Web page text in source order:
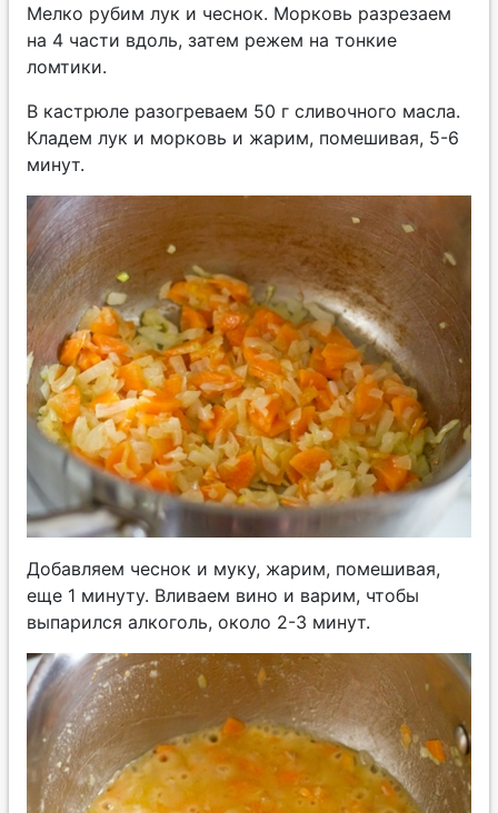
Мелко рубим лук и чеснок. Морковь разрезаем
на 4 части вдоль, затем режем на тонкие
ломтики.
В кастрюле разогреваем 50 г сливочного масла.
Кладем лук и морковь и жарим, помешивая, 5-6
минут.
Добавляем чеснок и муку, жарим, помешивая,
еще 1 минуту. Вливаем вино и варим, чтобы
выпарился алкоголь, около 2-3 минут.